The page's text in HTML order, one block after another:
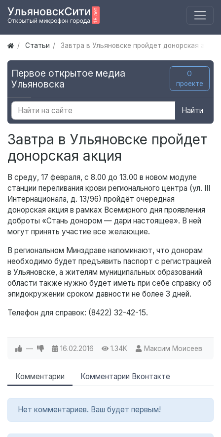
Статьи Завтра в Ульяновске пройдет донорская акция
Первое открытое медиа
Ульяновска
О
проекте
Найти
Завтра в Ульяновске пройдет
донорская акция
В среду, 17 февраля, с 8.00 до 13.00 в новом модуле
станции переливания крови регионального центра (ул. III
Интернационала, д. 13/96) пройдёт очередная
донорская акция в рамках Всемирного дня проявления
доброты «Стань донором — дари настоящее». В ней
могут принять участие все желающие.
В региональном Минздраве напоминают, что донорам
необходимо будет предъявить паспорт с регистрацией
в Ульяновске, а жителям муниципальных образований
области также нужно будет иметь при себе справку об
эпидокружении сроком давности не более 3 дней.
Телефон для справок: (8422) 32-42-15.
— 16.02.2016 1.34K Максим Моисеев
Комментарии Комментарии Вконтакте
Нет комментариев. Ваш будет первым!